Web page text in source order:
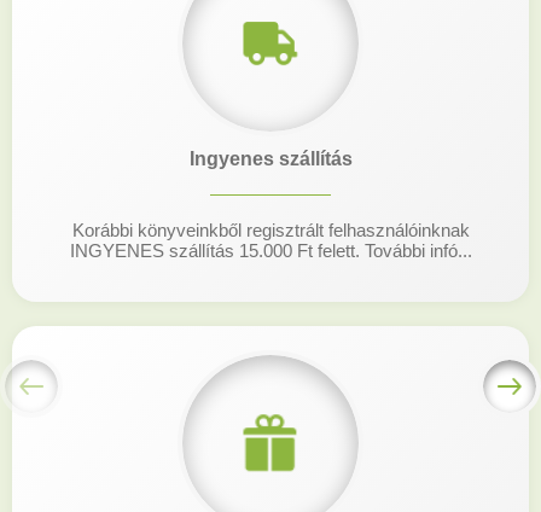
Ingyenes szállítás
Korábbi könyveinkből regisztrált felhasználóinknak
INGYENES szállítás 15.000 Ft felett. További infó...